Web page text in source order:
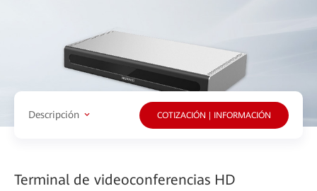
Descripción COTIZACIÓN | INFORMACIÓN
Terminal de videoconferencias HD